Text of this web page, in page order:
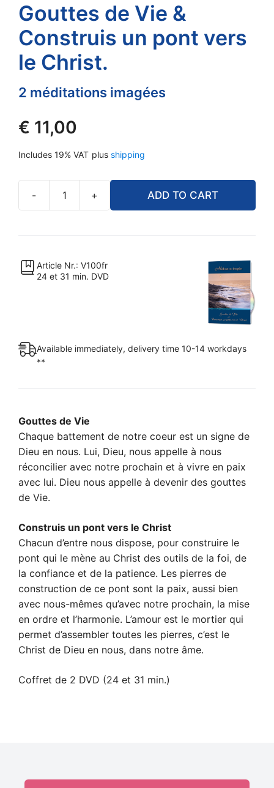
Gouttes de Vie &
Construis un pont vers
le Christ.
2 méditations imagées
€ 11,00
Includes 19% VAT plus shipping
-
Vie
quantity
+ ADD TO CART
Article Nr.: V100fr
24 et 31 min. DVD
Available immediately, delivery time 10-14 workdays
**
Gouttes de Vie
Chaque battement de notre coeur est un signe de
Dieu en nous. Lui, Dieu, nous appelle à nous
réconcilier avec notre prochain et à vivre en paix
avec lui. Dieu nous appelle à devenir des gouttes
de Vie.
Construis un pont vers le Christ
Chacun d’entre nous dispose, pour construire le
pont qui le mène au Christ des outils de la foi, de
la confiance et de la patience. Les pierres de
construction de ce pont sont la paix, aussi bien
avec nous-mêmes qu’avec notre prochain, la mise
en ordre et l’harmonie. L’amour est le mortier qui
permet d’assembler toutes les pierres, c’est le
Christ de Dieu en nous, dans notre âme.
Coffret de 2 DVD (24 et 31 min.)